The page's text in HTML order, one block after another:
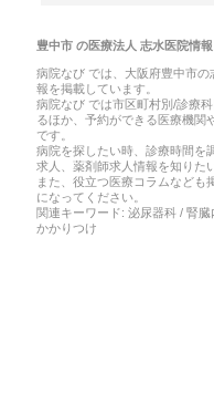
豊中市の医療法人 志水医院情報
病院なび では、 大阪府豊中市の
報を掲載しています。
病院なび では市区町村別/診療
るほか、予約ができる医療機関
です。
病院を探したい時、診療時間を
求人、薬剤師求人情報を知りた
また、役立つ医療コラムなども
になってください。
関連キーワード: 泌尿器科 / 腎
かかりつけ